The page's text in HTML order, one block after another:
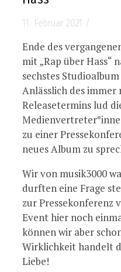
11. Februar 2021 /
Ende des
mit „Rap über Hass“
sechstes
Anlässlich des
Releasetermins lud
zu einer
neues Album zu
Wir von musik3000
durften eine Frage
zur Pressekonferenz
Event hier noch
können wir aber
Wirklichkeit handelt
Liebe!